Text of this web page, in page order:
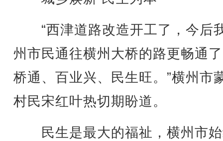
“西津道路改造开工了，今后
州市民通往横州大桥的路更畅通
桥通、百业兴、民生旺。”横州市
村民宋红叶热切期盼道。
民生是最大的福祉，横州市